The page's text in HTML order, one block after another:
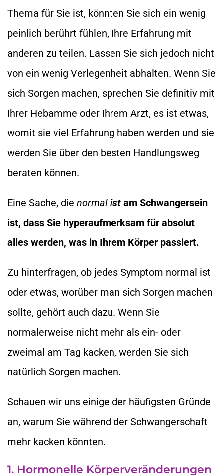
Thema für Sie ist, könnten Sie sich ein wenig
peinlich berührt fühlen, Ihre Erfahrung mit
anderen zu teilen. Lassen Sie sich jedoch nicht
von ein wenig Verlegenheit abhalten. Wenn Sie
sich Sorgen machen, sprechen Sie definitiv mit
Ihrer Hebamme oder Ihrem Arzt, es ist etwas,
womit sie viel Erfahrung haben werden und sie
werden Sie über den besten Handlungsweg
beraten können.
Eine Sache, die normal ist am Schwangersein
ist, dass Sie hyperaufmerksam für absolut
alles werden, was in Ihrem Körper passiert.
Zu hinterfragen, ob jedes Symptom normal ist
oder etwas, worüber man sich Sorgen machen
sollte, gehört auch dazu. Wenn Sie
normalerweise nicht mehr als ein- oder
zweimal am Tag kacken, werden Sie sich
natürlich Sorgen machen.
Schauen wir uns einige der häufigsten Gründe
an, warum Sie während der Schwangerschaft
mehr kacken könnten.
1. Hormonelle Körperveränderungen